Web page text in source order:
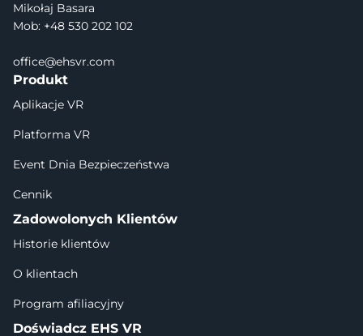
Mikołaj Basara
Mob: +48 530 202 102
office@ehsvr.com
Produkt
Aplikacje VR
Platforma VR
Event Dnia Bezpieczeństwa
Cennik
Zadowolonych Klientów
Historie klientów
O klientach
Program afiliacyjny
Doświadcz EHS VR